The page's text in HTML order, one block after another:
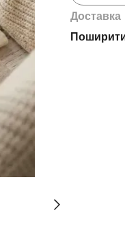
Доставка